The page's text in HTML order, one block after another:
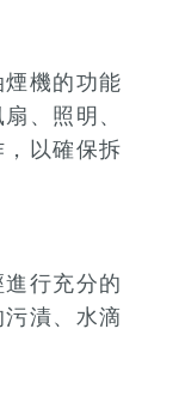
機的功能
、照明、
以確保拆
行充分的
漬、水滴